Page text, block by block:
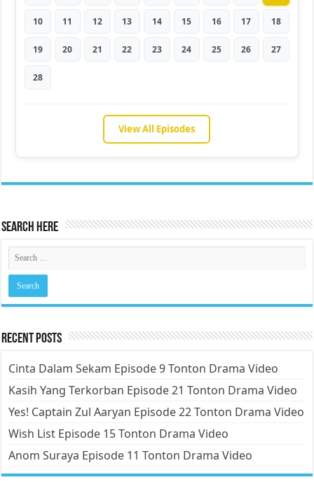
10 11 12 13 14 15 16 17 18
19 20 21 22 23 24 25 26 27
28
View All Episodes
Search Here
Recent Posts
Cinta Dalam Sekam Episode 9 Tonton Drama Video
Kasih Yang Terkorban Episode 21 Tonton Drama Video
Yes! Captain Zul Aaryan Episode 22 Tonton Drama Video
Wish List Episode 15 Tonton Drama Video
Anom Suraya Episode 11 Tonton Drama Video